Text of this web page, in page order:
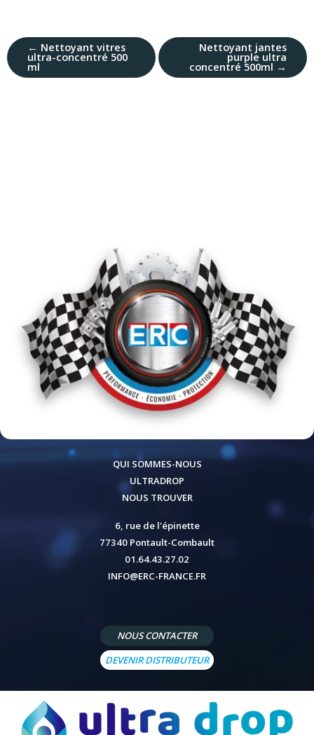
← Nettoyant vitres
ultra-concentré 500
ml
Nettoyant jantes
purple ultra
concentré 500ml →
QUI SOMMES-NOUS
ULTRADROP
NOUS TROUVER
6, rue de l'épinette
77340 Pontault-Combault
01.64.43.27.02
INFO@ERC-FRANCE.FR
NOUS CONTACTER
DEVENIR DISTRIBUTEUR